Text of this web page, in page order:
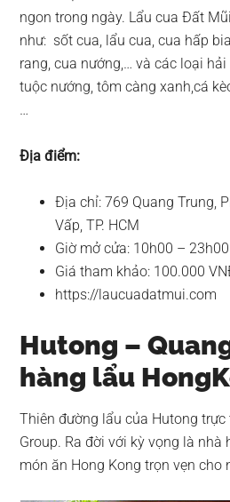
ngon trong ngày. Lẩu cua Đất
như: sốt cua, lẩu cua, cua hấp
rang, cua nướng,… và các loại
tuộc nướng, tôm càng xanh,cá
…
Địa điểm:
Địa chỉ: 769 Quang Trung,
Vấp, TP. HCM
Giờ mở cửa: 10h00 – 23h00
Giá tham khảo: 100.000
https://laucuadatmui.com
Hutong –
hàng lẩu
Thiên đường lẩu của Hutong trực
Group. Ra đời với kỳ vọng là nhà
món ăn Hong Kong trọn vẹn cho